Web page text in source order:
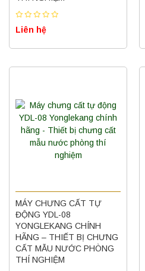
Liên hệ
MÁY CHƯNG CẤT TỰ
ĐỘNG YDL-08
YONGLEKANG CHÍNH
HÃNG – THIẾT BỊ CHƯNG
CẤT MẪU NƯỚC PHÒNG
THÍ NGHIỆM